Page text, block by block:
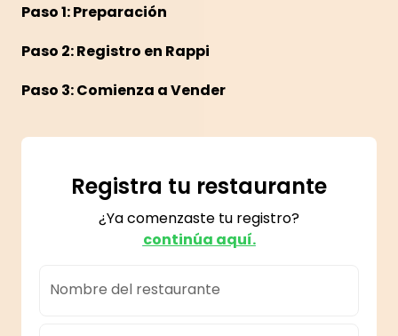
Paso 1: Preparación
Paso 2: Registro en Rappi
Paso 3: Comienza a Vender
Registra tu restaurante
¿Ya comenzaste tu registro?
continúa aquí.
Nombre del restaurante